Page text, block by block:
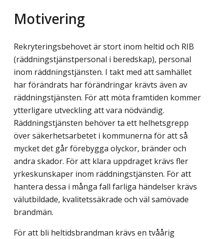
Motivering
Rekryteringsbehovet är stort inom heltid och RIB
(räddningstjänstpersonal i beredskap), personal
inom räddningstjänsten. I takt med att samhället
har förändrats har förändringar krävts även av
räddningstjänsten. För att möta framtiden kommer
ytterligare utveckling att vara nödvändig.
Räddningstjänsten behöver ta ett helhetsgrepp
över säkerhetsarbetet i kommunerna för att så
mycket det går förebygga olyckor, bränder och
andra skador. För att klara uppdraget krävs fler
yrkeskunskaper inom räddningstjänsten. För att
hantera dessa i många fall farliga händelser krävs
välutbildade, kvalitetssäkrade och väl samövade
brandmän.
För att bli heltidsbrandman krävs en tvåårig